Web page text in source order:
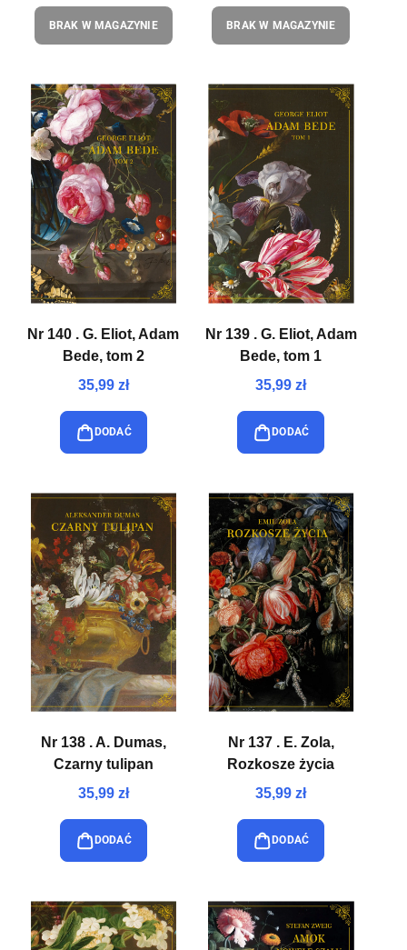
BRAK W MAGAZYNIE BRAK W MAGAZYNIE
Nr 140 . G. Eliot, Adam
Bede, tom 2
35,99 zł
DODAĆ
Nr 139 . G. Eliot, Adam
Bede, tom 1
35,99 zł
DODAĆ
Nr 138 . A. Dumas,
Czarny tulipan
35,99 zł
DODAĆ
Nr 137 . E. Zola,
Rozkosze życia
35,99 zł
DODAĆ